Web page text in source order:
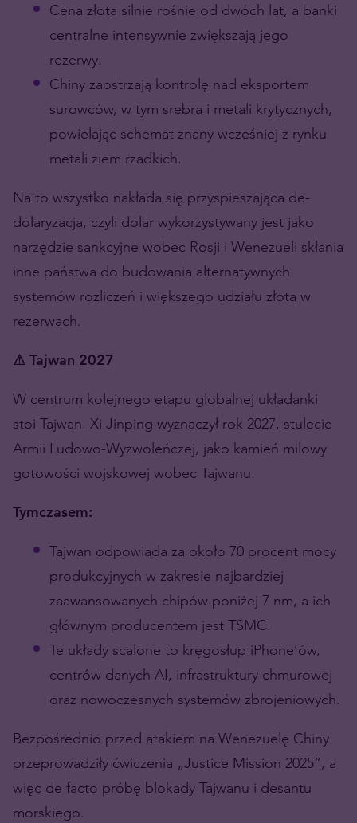
Cena złota silnie rośnie od dwóch lat, a banki
centralne intensywnie zwiększają jego
rezerwy.
Chiny zaostrzają kontrolę nad eksportem
surowców, w tym srebra i metali krytycznych,
powielając schemat znany wcześniej z rynku
metali ziem rzadkich.
Na to wszystko nakłada się przyspieszająca de-
dolaryzacja, czyli dolar wykorzystywany jest jako
narzędzie sankcyjne wobec Rosji i Wenezueli skłania
inne państwa do budowania alternatywnych
systemów rozliczeń i większego udziału złota w
rezerwach.
⚠ Tajwan 2027
W centrum kolejnego etapu globalnej układanki
stoi Tajwan. Xi Jinping wyznaczył rok 2027, stulecie
Armii Ludowo-Wyzwoleńczej, jako kamień milowy
gotowości wojskowej wobec Tajwanu.
Tymczasem:
Tajwan odpowiada za około 70 procent mocy
produkcyjnych w zakresie najbardziej
zaawansowanych chipów poniżej 7 nm, a ich
głównym producentem jest TSMC.
Te układy scalone to kręgosłup iPhone’ów,
centrów danych AI, infrastruktury chmurowej
oraz nowoczesnych systemów zbrojeniowych.
Bezpośrednio przed atakiem na Wenezuelę Chiny
przeprowadziły ćwiczenia „Justice Mission 2025”, a
więc de facto próbę blokady Tajwanu i desantu
morskiego.